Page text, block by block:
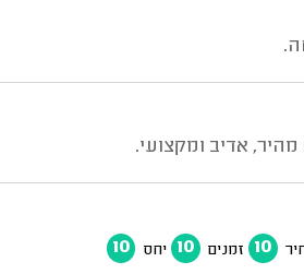
אדיב ומקצועי.
10 זמנים 10 יחס 10